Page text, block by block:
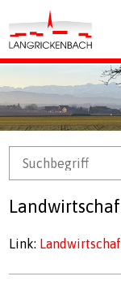
Navigieren in
Schnellnavigation
Link:
Suchbegriff